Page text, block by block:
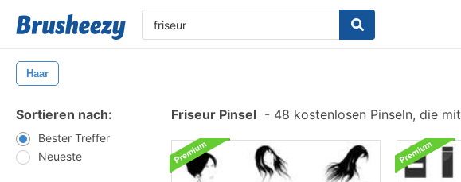
Haar
Sortieren nach:
Bester Treffer
Neueste
Friseur Pinsel - 48 kostenlosen Pinseln, die mit